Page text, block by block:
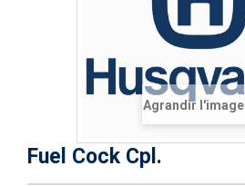
Agrandir l'image
Fuel Cock Cpl.